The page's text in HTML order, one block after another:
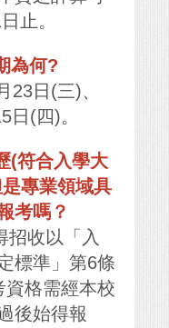
止。
為何?
23日(三)、
日(四)。
(符合入學大
專業領域具
考嗎？
招收以「入
標準」第6條
資格需經本校
後始得報